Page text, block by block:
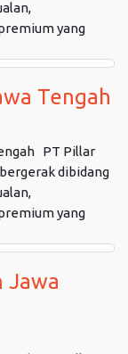
yang
Tengah
PT Pillar
dibidang
yang
Jawa